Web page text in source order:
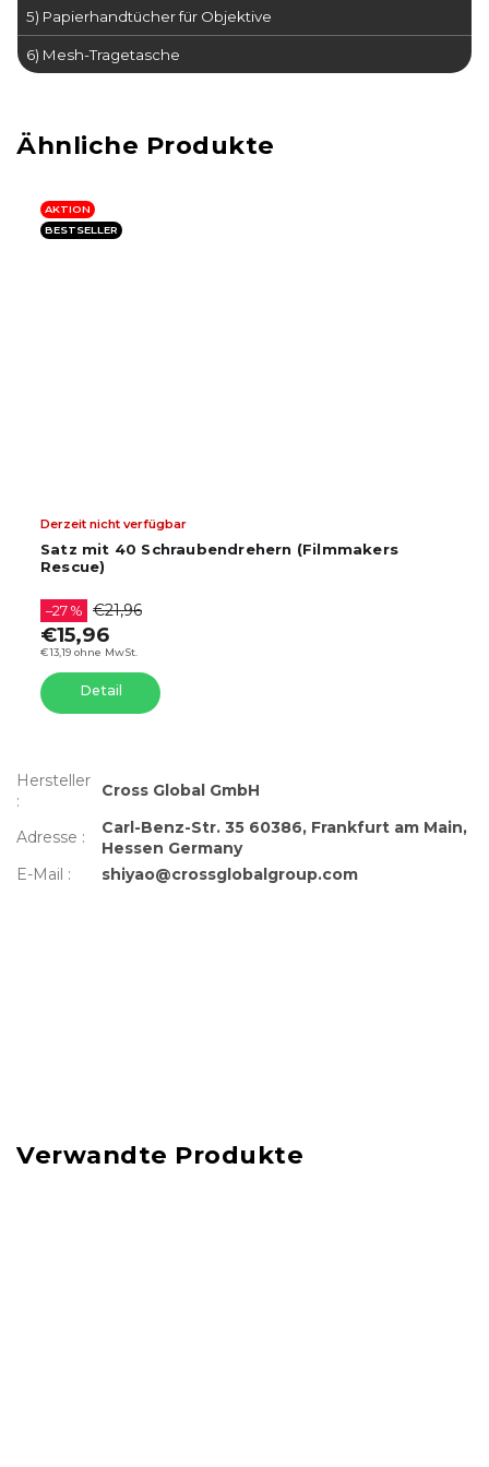
5) Papierhandtücher für Objektive
6) Mesh-Tragetasche
AKTION
BESTSELLER
Satz mit 40 Schraubendrehern (Filmmakers
Rescue)
Derzeit nicht verfügbar
€13,19 ohne MwSt.
–27 % €21,96
€15,96
Detail
Hersteller
:
Cross Global GmbH
Adresse :
Carl-Benz-Str. 35 60386, Frankfurt am Main,
Hessen Germany
E-Mail : shiyao@crossglobalgroup.com
Verwandte Produkte